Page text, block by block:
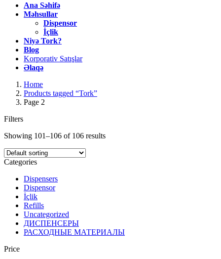
Ana Səhifə
Məhsullar
Dispensor
İçlik
Niyə Tork?
Blog
Korporativ Satışlar
Əlaqə
Home
Products tagged “Tork”
Page 2
Filters
Showing 101–106 of 106 results
Categories
Dispensers
Dispensor
İçlik
Refills
Uncategorized
ДИСПЕНСЕРЫ
РАСХОДНЫЕ МАТЕРИАЛЫ
Price